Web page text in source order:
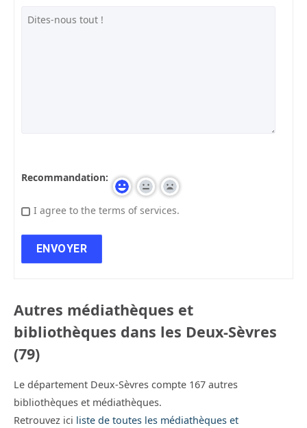
Recommandation:
I agree to the terms of services.
Autres médiathèques et
bibliothèques dans les Deux-Sèvres
(79)
Le département Deux-Sèvres compte 167 autres
bibliothèques et médiathèques.
Retrouvez ici liste de toutes les médiathèques et